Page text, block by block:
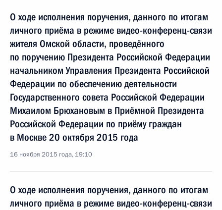
О ходе исполнения поручения, данного по итогам
личного приёма в режиме видео-конференц-связи
жителя Омской области, проведённого
по поручению Президента Российской Федерации
начальником Управления Президента Российской
Федерации по обеспечению деятельности
Государственного совета Российской Федерации
Михаилом Брюхановым в Приёмной Президента
Российской Федерации по приёму граждан
в Москве 20 октября 2015 года
16 ноября 2015 года, 19:10
О ходе исполнения поручения, данного по итогам
личного приёма в режиме видео-конференц-связи